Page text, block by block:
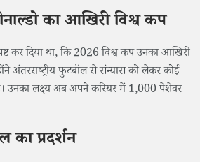
का आखिरी विश्व कप
कर दिया था, कि 2026 विश्व कप उनका आखिरी
अंतरराष्ट्रीय फुटबॉल से संन्यास को लेकर कोई
उनका लक्ष्य अब अपने करियर में 1,000 पेशेवर
का प्रदर्शन